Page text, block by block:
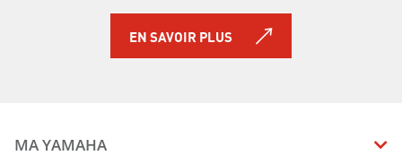
EN SAVOIR PLUS
MA YAMAHA